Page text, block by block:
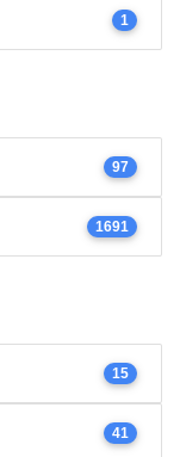
1
97
1691
15
41